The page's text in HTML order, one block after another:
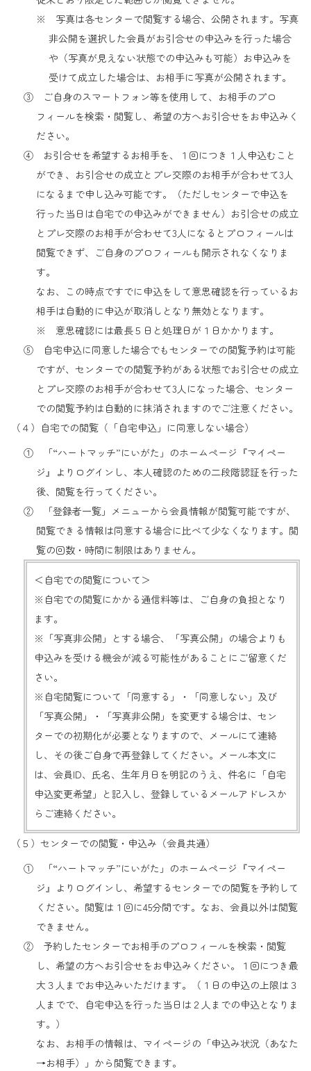
※ 写真は各センターで閲覧する場合、公開されます。写真
非公開を選択した会員がお引合せの申込みを行った場合
や（写真が見えない状態での申込みも可能）お申込みを
受けて成立した場合は、お相手に写真が公開されます。
③ ご自身のスマートフォン等を使用して、お相手のプロ
フィールを検索・閲覧し、希望の方へお引合せをお申込みく
ださい。
④ お引合せを希望するお相手を、１回につき１人申込むこと
ができ、お引合せの成立とプレ交際のお相手が合わせて3人
になるまで申し込み可能です。（ただしセンターで申込を
行った当日は自宅での申込みができません）お引合せの成立
とプレ交際のお相手が合わせて3人になるとプロフィールは
閲覧できず、ご自身のプロフィールも開示されなくなりま
す。
なお、この時点ですでに申込をして意思確認を行っているお
相手は自動的に申込が取消しとなり無効となります。
※ 意思確認には最長５日と処理日が１日かかります。
⑤ 自宅申込に同意した場合でもセンターでの閲覧予約は可能
ですが、センターでの閲覧予約がある状態でお引合せの成立
とプレ交際のお相手が合わせて3人になった場合、センター
での閲覧予約は自動的に抹消されますのでご注意ください。
（４）自宅での閲覧（「自宅申込」に同意しない場合）
① 「“ハートマッチ”にいがた」のホームページ『マイペー
ジ』よりログインし、本人確認のための二段階認証を行った
後、閲覧を行ってください。
② 「登録者一覧」メニューから会員情報が閲覧可能ですが、
閲覧できる情報は同意する場合に比べて少なくなります。閲
覧の回数・時間に制限はありません。
＜自宅での閲覧について＞
※自宅での閲覧にかかる通信料等は、ご自身の負担となり
ます。
※「写真非公開」とする場合、「写真公開」の場合よりも
申込みを受ける機会が減る可能性があることにご留意くだ
さい。
※自宅閲覧について「同意する」・「同意しない」及び
「写真公開」・「写真非公開」を変更する場合は、セン
ターでの初期化が必要となりますので、メールにて連絡
し、その後ご自身で再登録してください。メール本文に
は、会員ID、氏名、生年月日を明記のうえ、件名に「自宅
申込変更希望」と記入し、登録しているメールアドレスか
らご連絡ください。
（５）センターでの閲覧・申込み（会員共通）
① 「“ハートマッチ”にいがた」のホームページ『マイペー
ジ』よりログインし、希望するセンターでの閲覧を予約して
ください。閲覧は１回に45分間です。なお、会員以外は閲覧
できません。
② 予約したセンターでお相手のプロフィールを検索・閲覧
し、希望の方へお引合せをお申込みください。１回につき最
大３人までお申込みいただけます。（１日の申込の上限は３
人までで、自宅申込を行った当日は２人までの申込となりま
す。）
なお、お相手の情報は、マイページの「申込み状況（あなた
→お相手）」から閲覧できます。